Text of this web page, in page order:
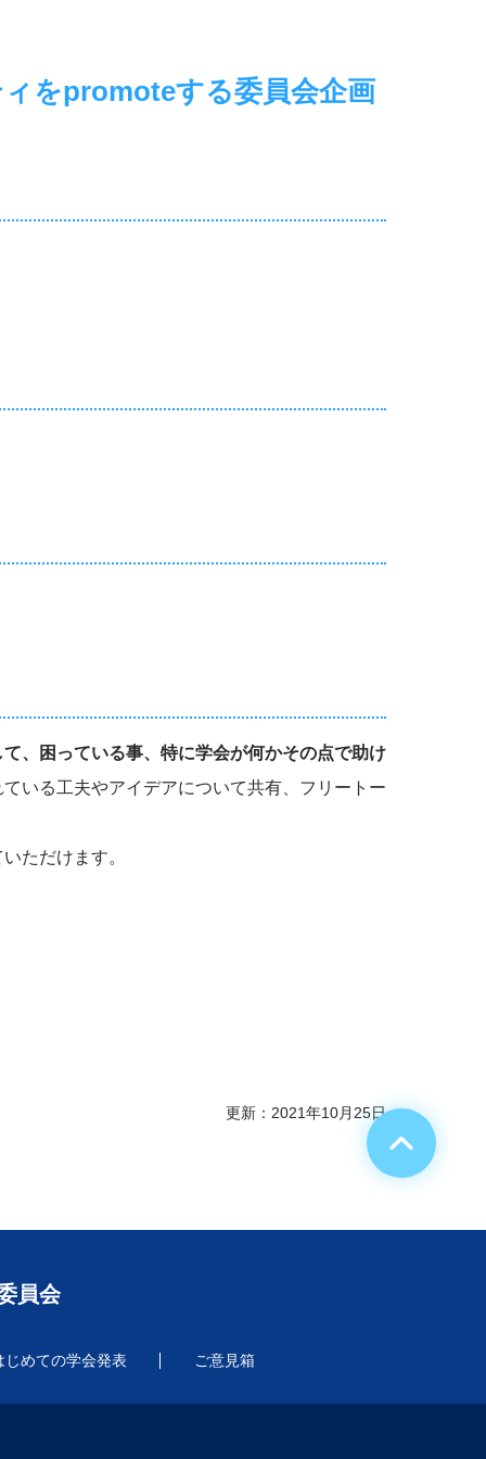
をpromoteする委員会企画
、困っている事、特に学会が何かその点で助け
いる工夫やアイデアについて共有、フリートー
ただけます。
更新：2021年10月25日
員会
じめての学会発表 ご意見箱